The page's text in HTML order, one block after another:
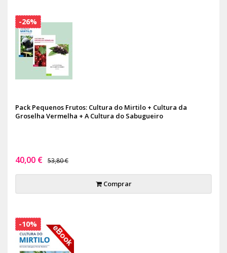
Pack Pequenos Frutos: Cultura do Mirtilo + Cultura da
Groselha Vermelha + A Cultura do Sabugueiro
40,00 € 53,80 €
Comprar
-26%
-10%